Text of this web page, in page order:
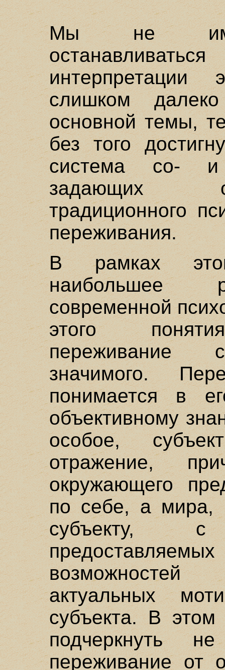
Мы не
интерпретации
слишком
основной темы,
без того
система со- и
задающих
традиционного
переживания.
В рамках
наибольшее
современной
этого
переживание
значимого.
понимается в
объективному
особое,
отражение,
окружающего
по себе, а мира,
субъекту,
актуальных
субъекта. В
подчеркнуть
переживание от